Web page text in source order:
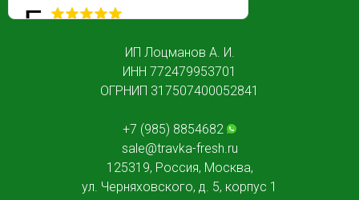
5
ИП Лоцманов А. И.
ИНН 772479953701
ОГРНИП 317507400052841
+7 (985) 8854682
sale@travka-fresh.ru
125319, Россия, Москва,
ул. Черняховского, д. 5, корпус 1